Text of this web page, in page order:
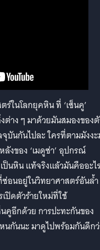
ในโลกยุคหิน ที่ ‘เซ็นคู’
ต่าง ๆ มาด้วยมันสมองของ
บันกันไปละ ใครที่ตามมังง
ลังของ ‘เมดูซ่า’ อุปกรณ์
นหิน แท้จริงแล้วมันคืออะไ
อนอยู่ในวิทยาศาสตร์อันล้ำ
ปิดตัวร้ายใหม่ที่ใช้
คูอีกด้วย การปะทะกันของ
นกันนะ มาดูไปพร้อมกันดีก